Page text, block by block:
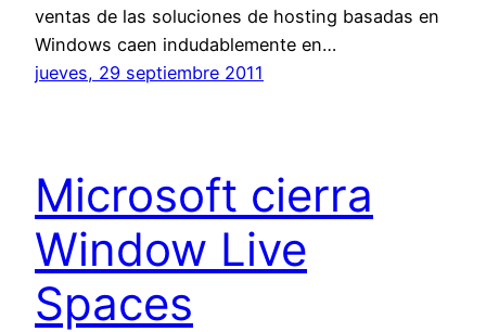
ventas de las soluciones de hosting basadas en
Windows caen indudablemente en…
jueves, 29 septiembre 2011
Microsoft cierra
Window Live
Spaces